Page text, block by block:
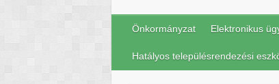
Önkormányzat Elektronikus
Hatályos településrendezési